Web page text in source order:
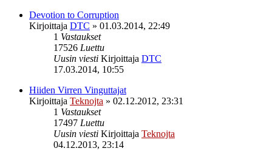
Devotion to Corruption
Kirjoittaja DTC » 01.03.2014, 22:49
1 Vastaukset
17526 Luettu
Uusin viesti Kirjoittaja DTC
17.03.2014, 10:55
Hiiden Virren Vinguttajat
Kirjoittaja Teknojta » 02.12.2012, 23:31
1 Vastaukset
17497 Luettu
Uusin viesti Kirjoittaja Teknojta
04.12.2013, 23:14